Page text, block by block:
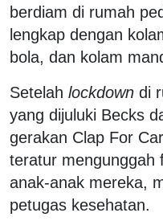
berdiam di rumah
lengkap dengan
bola, dan kolam
Setelah lockdown di
yang dijuluki Becks
gerakan Clap For
teratur mengunggah
anak-anak mereka,
petugas kesehatan.